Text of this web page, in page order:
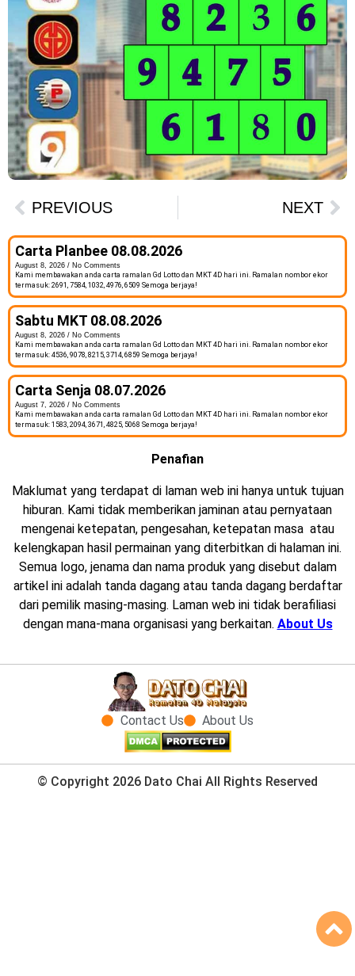
PREVIOUS NEXT
Carta Planbee 08.08.2026
August 8, 2026
No Comments
Kami membawakan anda carta ramalan Gd Lotto dan MKT 4D hari ini. Ramalan nombor ekor
termasuk: 2691, 7584, 1032, 4976, 6509 Semoga berjaya!
Sabtu MKT 08.08.2026
August 8, 2026
No Comments
Kami membawakan anda carta ramalan Gd Lotto dan MKT 4D hari ini. Ramalan nombor ekor
termasuk: 4536, 9078, 8215, 3714, 6859 Semoga berjaya!
Carta Senja 08.07.2026
August 7, 2026
No Comments
Kami membawakan anda carta ramalan Gd Lotto dan MKT 4D hari ini. Ramalan nombor ekor
termasuk: 1583, 2094, 3671, 4825, 5068 Semoga berjaya!
Penafian
Maklumat yang terdapat di laman web ini hanya untuk tujuan
hiburan. Kami tidak memberikan jaminan atau pernyataan
mengenai ketepatan, pengesahan, ketepatan masa atau
kelengkapan hasil permainan yang diterbitkan di halaman ini.
Semua logo, jenama dan nama produk yang disebut dalam
artikel ini adalah tanda dagang atau tanda dagang berdaftar
dari pemilik masing-masing. Laman web ini tidak berafiliasi
dengan mana-mana organisasi yang berkaitan. About Us
Contact Us About Us
© Copyright 2026 Dato Chai All Rights Reserved